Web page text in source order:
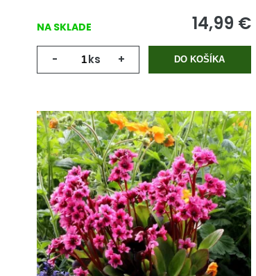
NA SKLADE 14,99 €
- ks + DO KOŠÍKA